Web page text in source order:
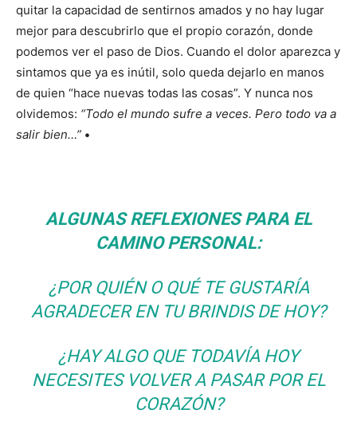
quitar la capacidad de sentirnos amados y no hay lugar
mejor para descubrirlo que el propio corazón, donde
podemos ver el paso de Dios. Cuando el dolor aparezca y
sintamos que ya es inútil, solo queda dejarlo en manos
de quien “hace nuevas todas las cosas”. Y nunca nos
olvidemos: “Todo el mundo sufre a veces. Pero todo va a
salir bien…” •
ALGUNAS REFLEXIONES PARA EL
CAMINO PERSONAL:
¿POR QUIÉN O QUÉ TE GUSTARÍA
AGRADECER EN TU BRINDIS DE HOY?
¿HAY ALGO QUE TODAVÍA HOY
NECESITES VOLVER A PASAR POR EL
CORAZÓN?